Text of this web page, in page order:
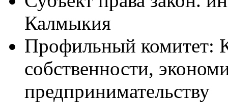
Калмыкия
Профильный комитет:
собственности,
предпринимательству